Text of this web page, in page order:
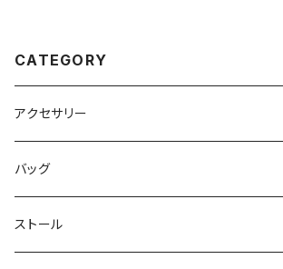
CATEGORY
アクセサリー
ネックレス
ピアス
バッグ
ストール